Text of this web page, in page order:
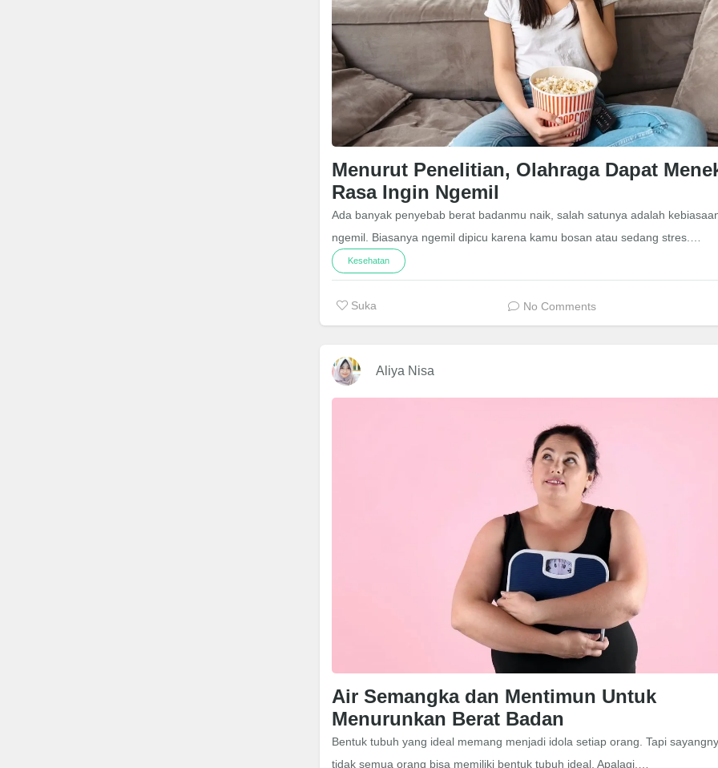
Menurut Penelitian, Olahraga Dapat
Rasa Ingin Ngemil
Ada banyak penyebab berat badanmu naik, salah satunya adalah
ngemil. Biasanya ngemil dipicu karena kamu bosan atau sedang stres.…
Kesehatan
Suka No Comments
Aliya Nisa
Air Semangka dan Mentimun Untuk
Menurunkan Berat Badan
Bentuk tubuh yang ideal memang menjadi idola setiap orang. Tapi
tidak semua orang bisa memiliki bentuk tubuh ideal. Apalagi,…